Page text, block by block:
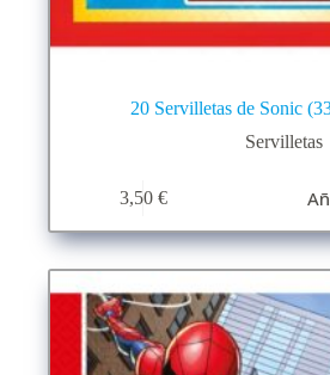
20 Servilletas de Sonic
Servilletas
3,50 €